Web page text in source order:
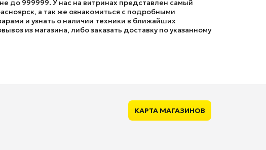
до 999999. У нас на витринах представлен самый
а так же ознакомиться с подробными
и узнать о наличии техники в ближайших
из магазина, либо заказать доставку по указанному
КАРТА МАГАЗИНОВ